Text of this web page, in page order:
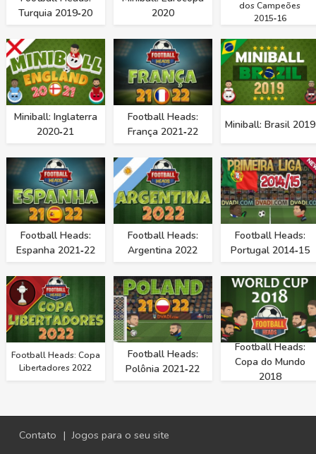
Turquia 2019‑20
2020
dos Campeões
2015‑16
Miniball: Inglaterra
2020‑21
Football Heads:
França 2021‑22
Miniball: Brasil 2019
Football Heads:
Espanha 2021‑22
Football Heads:
Argentina 2022
Football Heads:
Portugal 2014‑15
Football Heads: Copa
Libertadores 2022
Football Heads:
Polônia 2021‑22
Football Heads:
Copa do Mundo
2018
Contato | Jogos para o seu site